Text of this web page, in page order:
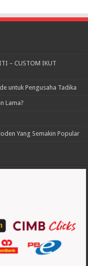
– CUSTOM IKUT
untuk Pengusaha Tadika
Lama?
Yang Semakin Popular